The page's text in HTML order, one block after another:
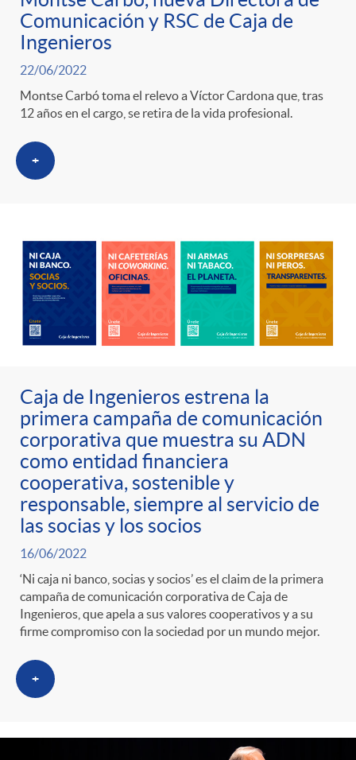
o
r
i
s
Comunicación y RSC de Caja de
Ingenieros
22/06/2022
Montse Carbó toma el relevo a Víctor Cardona que, tras
12 años en el cargo, se retira de la vida profesional.
+
Caja de Ingenieros estrena la
primera campaña de comunicación
corporativa que muestra su ADN
como entidad financiera
cooperativa, sostenible y
responsable, siempre al servicio de
las socias y los socios
16/06/2022
‘Ni caja ni banco, socias y socios’ es el claim de la primera
campaña de comunicación corporativa de Caja de
Ingenieros, que apela a sus valores cooperativos y a su
firme compromiso con la sociedad por un mundo mejor.
+